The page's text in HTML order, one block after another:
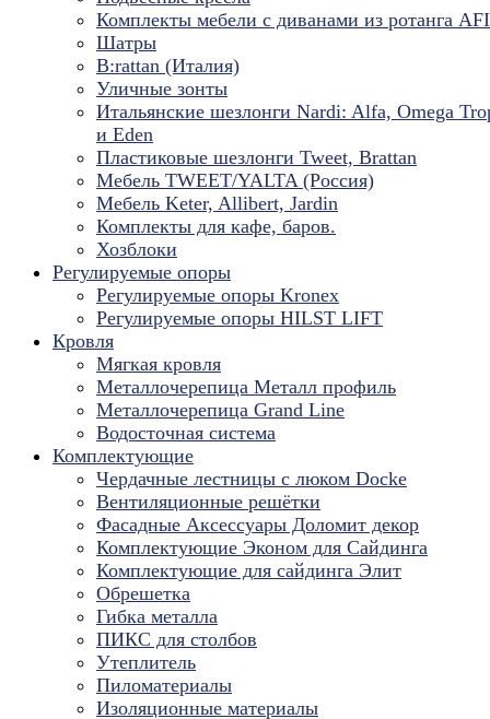
Комплекты мебели с диванами из ротанга
Шатры
B:rattan (Италия)
Уличные зонты
Итальянские шезлонги Nardi: Alfa, Omega
и Eden
Пластиковые шезлонги Tweet, Brattan
Мебель TWEET/YALTA (Россия)
Мебель Keter, Allibert, Jardin
Комплекты для кафе, баров.
Хозблоки
Регулируемые опоры
Регулируемые опоры Kronex
Регулируемые опоры HILST LIFT
Кровля
Мягкая кровля
Металлочерепица Металл профиль
Металлочерепица Grand Line
Водосточная система
Комплектующие
Чердачные лестницы с люком Docke
Вентиляционные решётки
Фасадные Аксессуары Доломит декор
Комплектующие Эконом для Сайдинга
Комплектующие для cайдинга Элит
Обрешетка
Гибка металла
ПИКС для столбов
Утеплитель
Пиломатериалы
Изоляционные материалы